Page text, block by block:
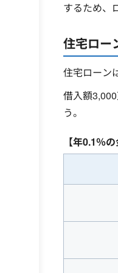
するため、
住宅ロー
住宅ローン
借入額
う。
【年0.1％